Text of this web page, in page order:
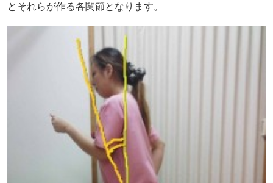
とそれらが作る各関節となります。